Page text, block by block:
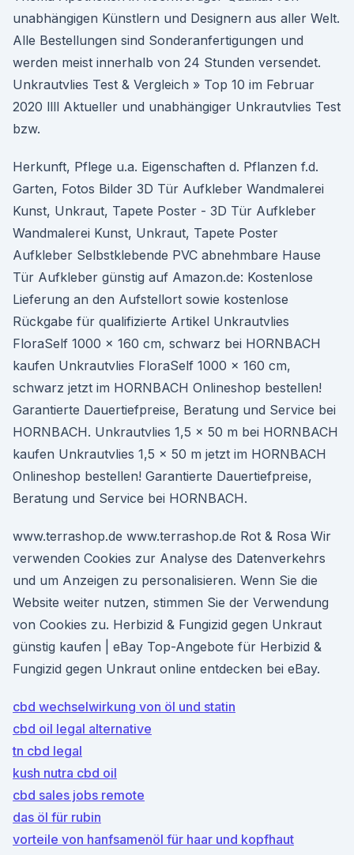
unabhängigen Künstlern und Designern aus aller Welt.
Alle Bestellungen sind Sonderanfertigungen und
werden meist innerhalb von 24 Stunden versendet.
Unkrautvlies Test & Vergleich » Top 10 im Februar
2020 llll Aktueller und unabhängiger Unkrautvlies Test
bzw.
Herkunft, Pflege u.a. Eigenschaften d. Pflanzen f.d.
Garten, Fotos Bilder 3D Tür Aufkleber Wandmalerei
Kunst, Unkraut, Tapete Poster - 3D Tür Aufkleber
Wandmalerei Kunst, Unkraut, Tapete Poster
Aufkleber Selbstklebende PVC abnehmbare Hause
Tür Aufkleber günstig auf Amazon.de: Kostenlose
Lieferung an den Aufstellort sowie kostenlose
Rückgabe für qualifizierte Artikel Unkrautvlies
FloraSelf 1000 x 160 cm, schwarz bei HORNBACH
kaufen Unkrautvlies FloraSelf 1000 x 160 cm,
schwarz jetzt im HORNBACH Onlineshop bestellen!
Garantierte Dauertiefpreise, Beratung und Service bei
HORNBACH. Unkrautvlies 1,5 x 50 m bei HORNBACH
kaufen Unkrautvlies 1,5 x 50 m jetzt im HORNBACH
Onlineshop bestellen! Garantierte Dauertiefpreise,
Beratung und Service bei HORNBACH.
www.terrashop.de www.terrashop.de Rot & Rosa Wir
verwenden Cookies zur Analyse des Datenverkehrs
und um Anzeigen zu personalisieren. Wenn Sie die
Website weiter nutzen, stimmen Sie der Verwendung
von Cookies zu. Herbizid & Fungizid gegen Unkraut
günstig kaufen | eBay Top-Angebote für Herbizid &
Fungizid gegen Unkraut online entdecken bei eBay.
cbd wechselwirkung von öl und statin
cbd oil legal alternative
tn cbd legal
kush nutra cbd oil
cbd sales jobs remote
das öl für rubin
vorteile von hanfsamenöl für haar und kopfhaut